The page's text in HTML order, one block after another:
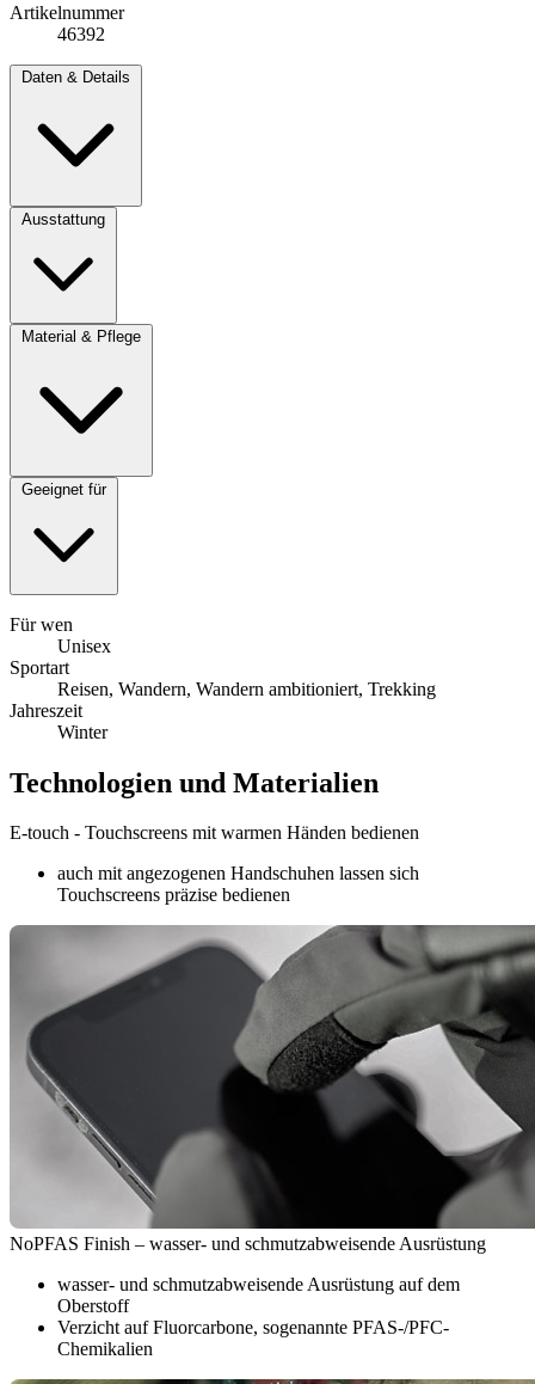
Artikelnummer
46392
Daten & Details
Ausstattung
Material & Pflege
Geeignet für
Für wen
Unisex
Sportart
Reisen, Wandern, Wandern ambitioniert, Trekking
Jahreszeit
Winter
Technologien und Materialien
E-touch - Touchscreens mit warmen Händen bedienen
auch mit angezogenen Handschuhen lassen sich
Touchscreens präzise bedienen
NoPFAS Finish – wasser- und schmutzabweisende Ausrüstung
wasser- und schmutzabweisende Ausrüstung auf dem
Oberstoff
Verzicht auf Fluorcarbone, sogenannte PFAS-/PFC-
Chemikalien